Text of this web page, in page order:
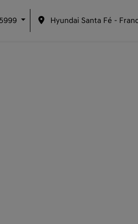
Hyundai Santa Fé -